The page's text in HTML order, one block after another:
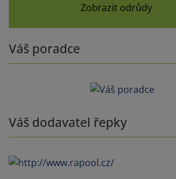
Zobrazit odrůdy
Váš poradce
Váš dodavatel řepky